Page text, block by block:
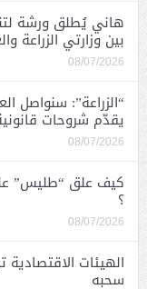
هاني يُطلق ورشة
بين وزارتي الزراعة
08/07/2026
“الزراعة”: سنواصل
يقدّم شروحات
08/07/2026
كيف علق “طليس”
؟
08/07/2026
الهيئات
سحبه